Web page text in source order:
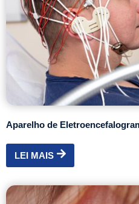
Aparelho de
LEI MAIS